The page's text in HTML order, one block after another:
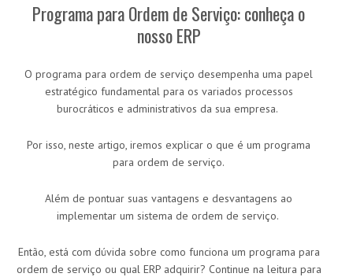
Programa para Ordem de Serviço: conheça o
nosso ERP
O programa para ordem de serviço desempenha uma papel
estratégico fundamental para os variados processos
burocráticos e administrativos da sua empresa.
Por isso, neste artigo, iremos explicar o que é um programa
para ordem de serviço.
Além de pontuar suas vantagens e desvantagens ao
implementar um sistema de ordem de serviço.
Então, está com dúvida sobre como funciona um programa para
ordem de serviço ou qual ERP adquirir? Continue na leitura para